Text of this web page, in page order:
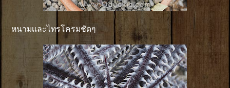
หนามเเละไทรโครมชัดๆ